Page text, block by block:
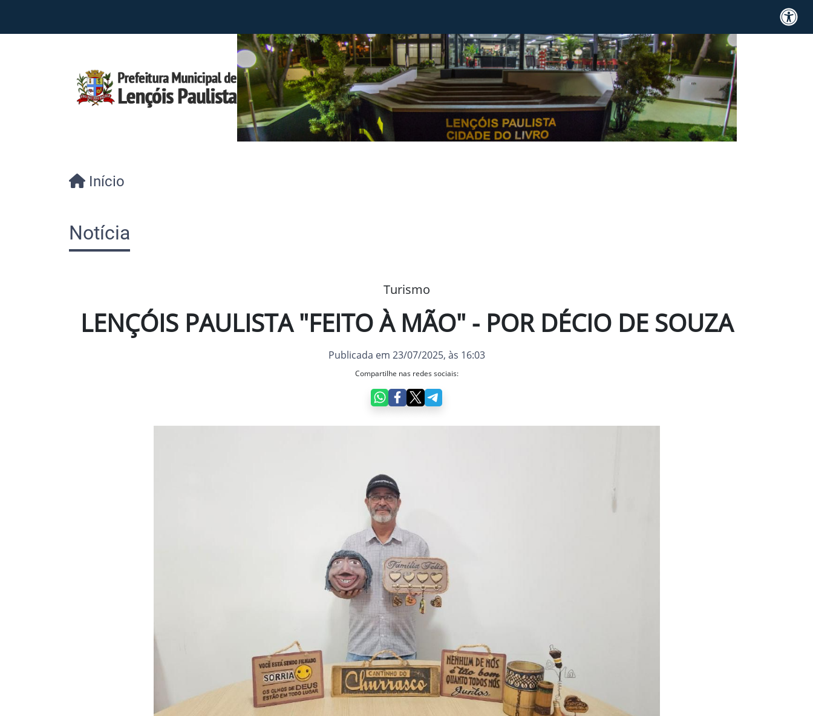
Início
Notícia
Turismo
LENÇÓIS PAULISTA "FEITO À MÃO" - POR DÉCIO DE SOUZA
Publicada em 23/07/2025, às 16:03
Compartilhe nas redes sociais: